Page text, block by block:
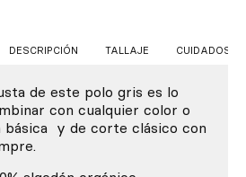
DESCRIPCIÓN TALLAJE CUIDADOS
de este polo gris es lo
con cualquier color o
básica y de corte clásico con